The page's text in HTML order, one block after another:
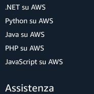
.NET su AWS
Python su AWS
Java su AWS
PHP su AWS
JavaScript su AWS
Assistenza